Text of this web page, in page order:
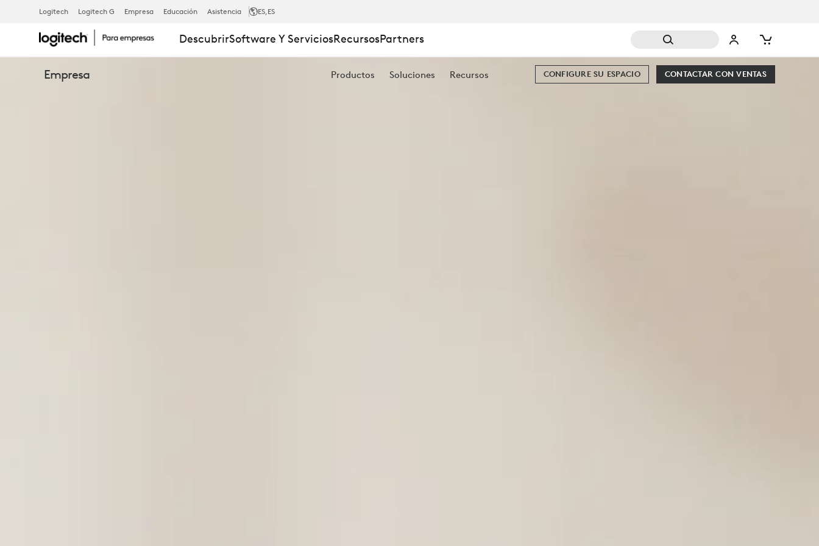
CÁMARAS
WEB
Logitech Logitech G Empresa Educación Asistencia ES,ES
DescubrirSoftware Y ServiciosRecursosPartners
Empresa Productos Soluciones Recursos CONTACTAR CON VENTAS
CONFIGURE SU ESPACIO